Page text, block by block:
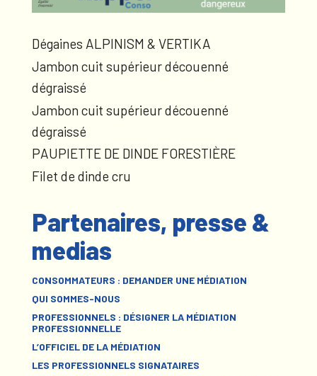
Dégaines ALPINISM & VERTIKA
Jambon cuit supérieur découenné
dégraissé
Jambon cuit supérieur découenné
dégraissé
PAUPIETTE DE DINDE FORESTIÈRE
Filet de dinde cru
Partenaires, presse &
medias
CONSOMMATEURS : DEMANDER UNE MÉDIATION
QUI SOMMES-NOUS
PROFESSIONNELS : DÉSIGNER LA MÉDIATION
PROFESSIONNELLE
L’OFFICIEL DE LA MÉDIATION
LES PROFESSIONNELS SIGNATAIRES